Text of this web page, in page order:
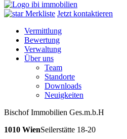
Merkliste Jetzt kontaktieren
Vermittlung
Bewertung
Verwaltung
Über uns
Team
Standorte
Downloads
Neuigkeiten
Bischof Immobilien Ges.m.b.H
1010 WienSeilerstätte 18-20